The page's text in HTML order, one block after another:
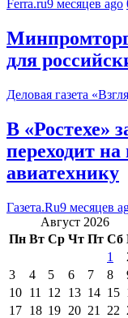
Ferra.ru9 месяцев ago
для
Деловая газета
В «Ростехе»
переходит
авиатехнику
Газета.Ru9 месяцев
Август 2026
Пн Вт Ср Чт Пт Сб
1
3
4 5 6 7 8
10 11 12 13 14 15
17 18 19 20 21 22